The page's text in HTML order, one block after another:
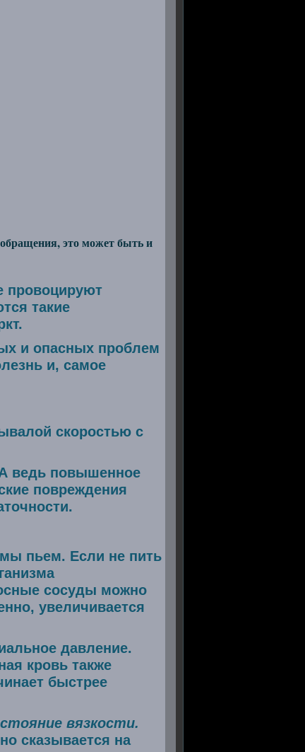
это может быть и
провоцируют
такие
и опасных проблем
и, самое
скоростью с
ведь повышенное
повреждения
пьем. Если не пить
сосуды можно
увеличивается
давление.
кровь также
быстрее
вязкости.
сказывается на